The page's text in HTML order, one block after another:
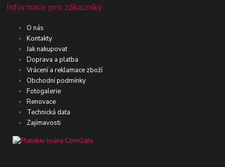
Informace pro zákazníky
O nás
Kontakty
Jak nakupovat
Doprava a platba
Vrácení a reklamace zboží
Obchodní podmínky
Fotogalerie
Renovace
Technická data
Zajímavosti